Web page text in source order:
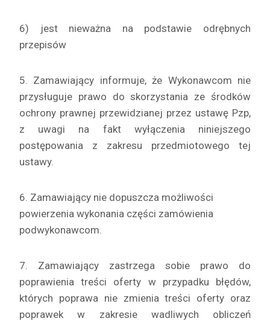
6) jest nieważna na podstawie odrębnych
przepisów
5. Zamawiający informuje, że Wykonawcom nie
przysługuje prawo do skorzystania ze środków
ochrony prawnej przewidzianej przez ustawę Pzp,
z uwagi na fakt wyłączenia niniejszego
postępowania z zakresu przedmiotowego tej
ustawy.
6. Zamawiający nie dopuszcza możliwości
powierzenia wykonania części zamówienia
podwykonawcom.
7. Zamawiający zastrzega sobie prawo do
poprawienia treści oferty w przypadku błędów,
których poprawa nie zmienia treści oferty oraz
poprawek w zakresie wadliwych obliczeń